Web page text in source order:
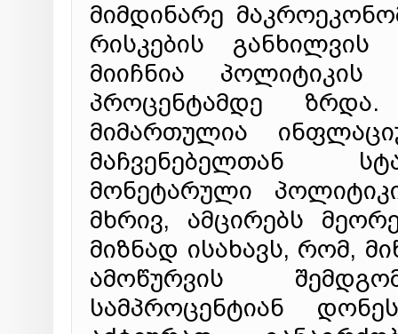
მიმდინარე
რისკების
მიიჩნია
პროცენტამდე ზრდა.
მიმართულია
მაჩვენებელთან
მონეტარული
მხრივ, ამცირებს
მიზნად ისახავს, რომ,
ამოწურვის
სამპროცენტიან